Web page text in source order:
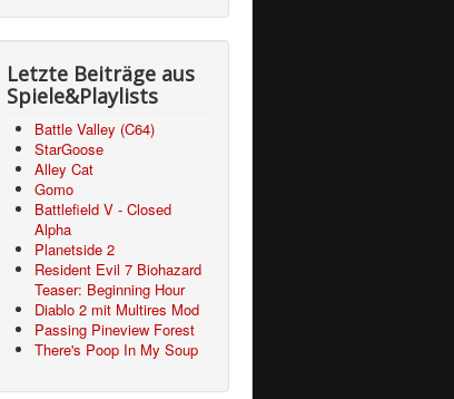
Letzte Beiträge aus
Spiele&Playlists
Battle Valley (C64)
StarGoose
Alley Cat
Gomo
Battlefield V - Closed
Alpha
Planetside 2
Resident Evil 7 Biohazard
Teaser: Beginning Hour
Diablo 2 mit Multires Mod
Passing Pineview Forest
There's Poop In My Soup